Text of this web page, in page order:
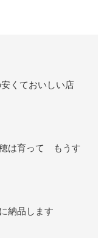
くておいしい店
は育って もうす
納品します